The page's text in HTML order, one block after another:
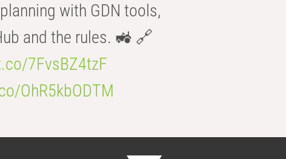
with GDN tools,
and the rules. 🚜 🔗
7FvsBZ4tzF
OhR5kbODTM